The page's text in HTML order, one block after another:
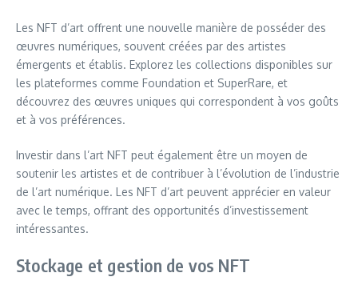
Les NFT d’art offrent une nouvelle manière de posséder des
œuvres numériques, souvent créées par des artistes
émergents et établis. Explorez les collections disponibles sur
les plateformes comme Foundation et SuperRare, et
découvrez des œuvres uniques qui correspondent à vos goûts
et à vos préférences.
Investir dans l’art NFT peut également être un moyen de
soutenir les artistes et de contribuer à l’évolution de l’industrie
de l’art numérique. Les NFT d’art peuvent apprécier en valeur
avec le temps, offrant des opportunités d’investissement
intéressantes.
Stockage et gestion de vos NFT